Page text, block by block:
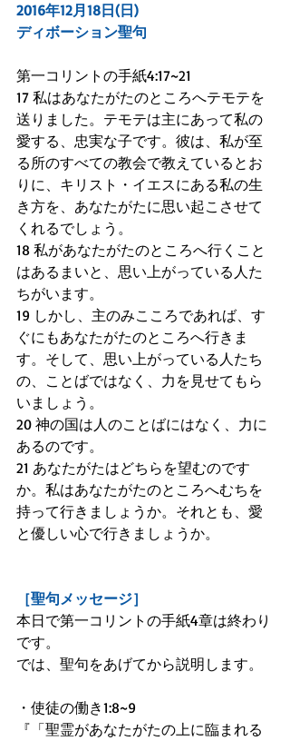
2016年12月18日(日)
ディボーション聖句
第一コリントの手紙4:17~21
17 私はあなたがたのところへテモテを
送りました。テモテは主にあって私の
愛する、忠実な子です。彼は、私が至
る所のすべての教会で教えているとお
りに、キリスト・イエスにある私の生
き方を、あなたがたに思い起こさせて
くれるでしょう。
18 私があなたがたのところへ行くこと
はあるまいと、思い上がっている人た
ちがいます。
19 しかし、主のみこころであれば、す
ぐにもあなたがたのところへ行きま
す。そして、思い上がっている人たち
の、ことばではなく、力を見せてもら
いましょう。
20 神の国は人のことばにはなく、力に
あるのです。
21 あなたがたはどちらを望むのです
か。私はあなたがたのところへむちを
持って行きましょうか。それとも、愛
と優しい心で行きましょうか。
［聖句メッセージ］
本日で第一コリントの手紙4章は終わり
です。
では、聖句をあげてから説明します。
・使徒の働き1:8~9
『「聖霊があなたがたの上に臨まれる